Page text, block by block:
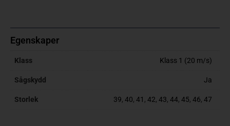
Egenskaper
Klass Klass 1 (20 m/s)
Sågskydd Ja
Storlek 39, 40, 41 , 42, 43, 44, 45, 46, 47